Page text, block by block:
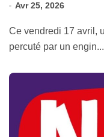
Avr 25, 2026
Ce vendredi 17 avril, un adolescent de 15 ans est décédé,
percuté par un engin...